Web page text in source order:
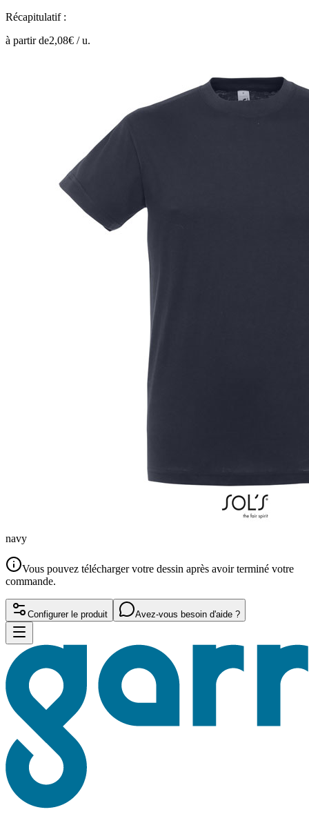
Récapitulatif :
à partir de2,08€ /u.
navy
Vous pouvez télécharger votre dessin après avoir terminé votre
commande.
Configurer le produit Avez-vous besoin d'aide ?